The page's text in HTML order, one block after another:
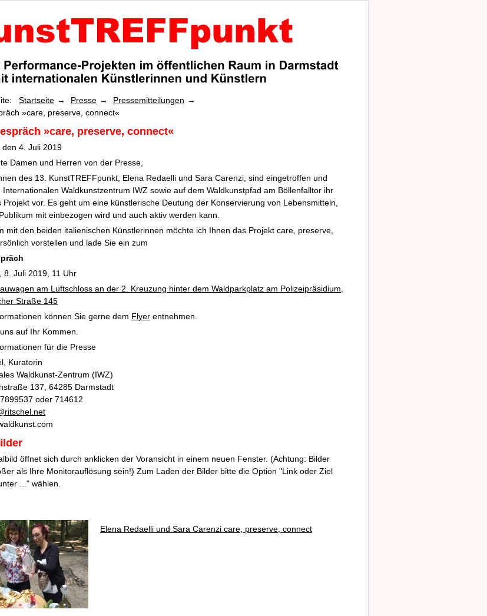
Startseite Presse
Pressemitteilungen
»care, preserve, connect«
»care, preserve, connect«
den 4. Juli 2019
Damen und Herren von der Presse,
des 13. KunstTREFFpunkt, Elena Redaelli und Sara Carenzi, sind eingetroffen und
Internationalen Waldkunstzentrum IWZ sowie auf dem Waldkunstpfad am Böllenfalltor ihr
Projekt vor. Es geht um eine künstlerische Deutung der Konservierung von Lebensmitteln,
mit einbezogen wird und auch aktiv werden kann.
mit den beiden italienischen Künstlerinnen möchte ich Ihnen das Projekt care, preserve,
vorstellen und lade Sie ein zum
8. Juli 2019, 11 Uhr
am Luftschloss an der 2. Kreuzung hinter dem Waldparkplatz am Polizeipräsidium,
Straße 145
können Sie gerne dem Flyer entnehmen.
auf Ihr Kommen.
für die Presse
Kuratorin
Waldkunst-Zentrum (IWZ)
137, 64285 Darmstadt
oder 714612
öffnet sich durch anklicken der Voransicht in einem neuen Fenster. (Achtung: Bilder
als Ihre Monitorauflösung sein!) Zum Laden der Bilder bitte die Option "Link oder Ziel
..." wählen.
Elena Redaelli und Sara Carenzi care, preserve, connect